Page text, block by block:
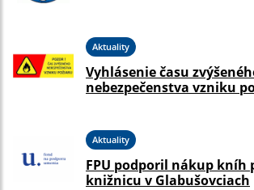
Aktuality
Vyhlásenie času
nebezpečenstva vzniku
Aktuality
FPU podporil nákup kníh
knižnicu v Glabušovciach